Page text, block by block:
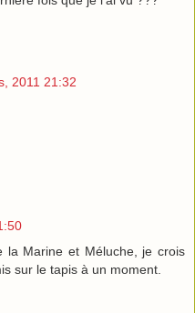
2011 21:32
la Marine et Méluche, je crois
sur le tapis à un moment.